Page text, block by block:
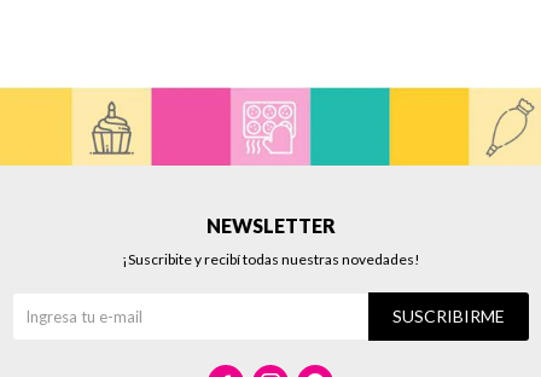
NEWSLETTER
¡Suscribite y recibí todas nuestras novedades!
SUSCRIBIRME